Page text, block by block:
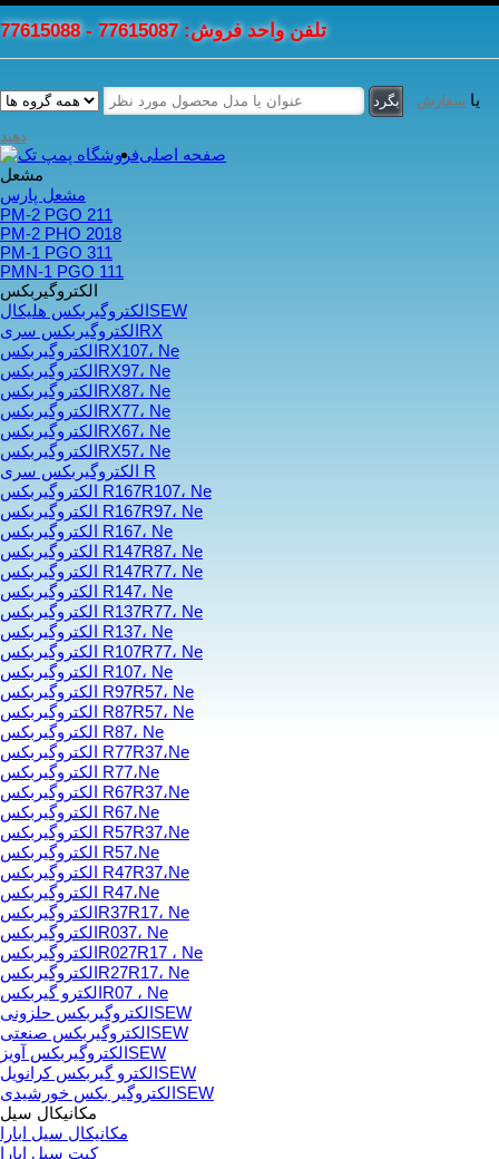
تلفن واحد فروش: 77615087 - 77615088
یا سفارش
دهید
صفحه اصلی
مشعل
مشعل پارس
PM-2 PGO 211
PM-2 PHO 2018
PM-1 PGO 311
PMN-1 PGO 111
الکتروگیربکس
الکتروگیربکس هلیکالSEW
الکتروگیربکس سریRX
الکتروگیربکسRX107، Ne
الکتروگیربکسRX97، Ne
الکتروگیربکسRX87، Ne
الکتروگیربکسRX77، Ne
الکتروگیربکسRX67، Ne
الکتروگیربکسRX57، Ne
الکتروگیربکس سری R
الکتروگیربکس R167R107، Ne
الکتروگیربکس R167R97، Ne
الکتروگیربکس R167، Ne
الکتروگیربکس R147R87، Ne
الکتروگیربکس R147R77، Ne
الکتروگیربکس R147، Ne
الکتروگیربکس R137R77، Ne
الکتروگیربکس R137، Ne
الکتروگیربکس R107R77، Ne
الکتروگیربکس R107، Ne
الکتروگیربکس R97R57، Ne
الکتروگیربکس R87R57، Ne
الکتروگیربکس R87، Ne
الکتروگیربکس R77R37،Ne
الکتروگیربکس R77،Ne
الکتروگیربکس R67R37،Ne
الکتروگیربکس R67،Ne
الکتروگیربکس R57R37،Ne
الکتروگیربکس R57،Ne
الکتروگیربکس R47R37،Ne
الکتروگیربکس R47،Ne
الکتروگیربکسR37R17، Ne
الکتروگیربکسR037، Ne
الکتروگیربکسR027R17 ، Ne
الکتروگیربکسR27R17، Ne
الکترو گیربکسR07 ، Ne
الکتروگیربکس حلزونیSEW
الکتروگیربکس صنعتیSEW
الکتروگیربکس آویزSEW
الکترو گیربکس کرانویلSEW
الکتروگیر بکس خورشیدیSEW
مکانیکال سیل
مکانیکال سیل ابارا
کیت سیل ابارا